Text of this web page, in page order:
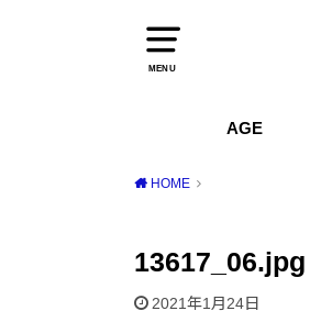
MENU
AGE
HOME
13617_06.jpg
2021年1月24日